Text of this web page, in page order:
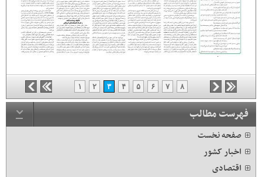
۱ ۲ ۳ ۴ ۵ ۶ ۷ ۸
فهرست مطالب
صفحه نخست
اخبار کشور
اقتصادی